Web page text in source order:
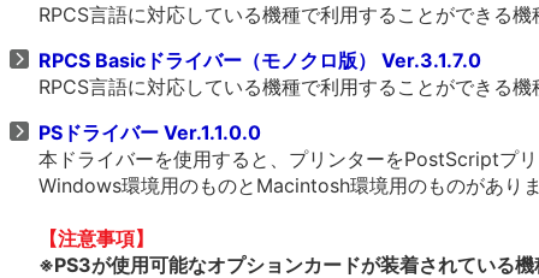
RPCS言語に対応している機種で利用することができる
RPCS Basicドライバー（モノクロ版） Ver.3.1.7.0
RPCS言語に対応している機種で利用することができる
PSドライバー Ver.1.1.0.0
本ドライバーを使用すると、プリンターをPostScriptプ
Windows環境用のものとMacintosh環境用のものがあり
【注意事項】
※PS3が使用可能なオプションカードが装着されている